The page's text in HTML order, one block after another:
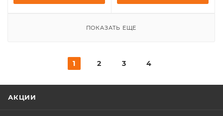
ПОКАЗАТЬ ЕЩЕ
1 2 3 4
АКЦИИ